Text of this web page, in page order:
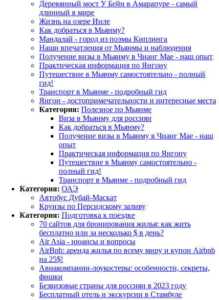
Деревянный мост У Бейн в Амарапуре - самый
длинный в мире
Жизнь на озере Инле
Как добраться в Мьянму?
Мандалай - город из поэмы Киплинга
Наши впечатления от Мьянмы и наблюдения
Получение визы в Мьянму в Чианг Мае - наш опыт
Практическая информация по Янгону
Путешествие в Мьянму самостоятельно - полный
гид!
Транспорт в Мьянме - подробный гид
Янгон - достопримечательности и интересные места
Категория: Полезное по Мьянме
Виза в Мьянму для россиян
Как добраться в Мьянму?
Получение визы в Мьянму в Чианг Мае - наш
опыт
Практическая информация по Янгону
Путешествие в Мьянму самостоятельно -
полный гид!
Транспорт в Мьянме - подробный гид
Категория: ОАЭ
Автобус Дубай-Маскат
Круизы по Персидскому заливу
Категория: Подготовка к поездке
70 сайтов для бронирования жилья: как жить
бесплатно или за несколько $ в день?
Air Asia - нюансы и вопросы
AirBnb: аренда жилья по всему миру и купон Airbnb
на 25$!
Авиакомпании-лоукостеры: особенности, секреты,
фишки
Безвизовые страны для россиян в 2023 году
Бесплатный отель и экскурсии в Стамбуле